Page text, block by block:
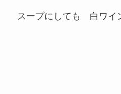
スープにしても 白ワイ